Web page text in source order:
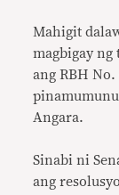
Mahigit
magbigay
ang RBH No.
Angara.
Sinabi ni
ang